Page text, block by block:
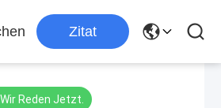
Zitat
Tengtian Welded Pipe Equipment
Wir Reden Jetzt.